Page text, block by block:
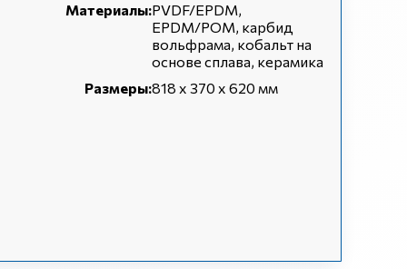
Материалы:PVDF/EPDM,
EPDM/POM, карбид
вольфрама, кобальт на
основе сплава, керамика
Размеры:818 x 370 x 620 мм